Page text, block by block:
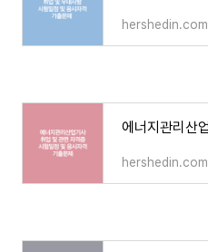
hershedin.com
hershedin.com